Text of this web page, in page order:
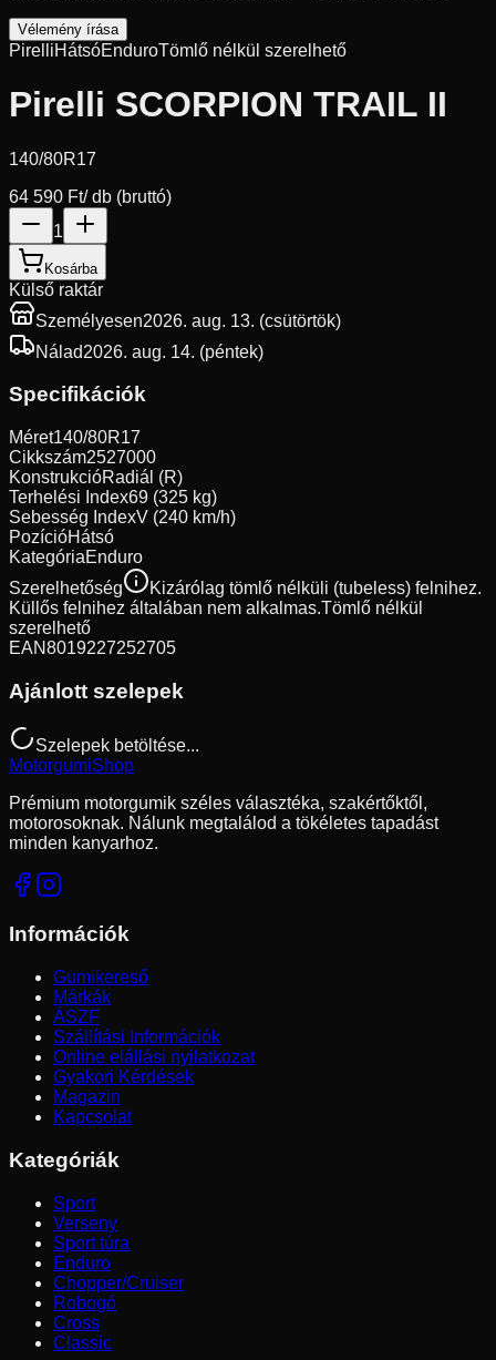
Vélemény írása
PirelliHátsóEnduroTömlő nélkül szerelhető
Pirelli SCORPION TRAIL II
140/80R17
64 590 Ft/ db (bruttó)
1
Kosárba
Külső raktár
Személyesen2026. aug. 13. (csütörtök)
Nálad2026. aug. 14. (péntek)
Specifikációk
Méret140/80R17
Cikkszám2527000
KonstrukcióRadiál (R)
Terhelési Index69 (325 kg)
Sebesség IndexV (240 km/h)
PozícióHátsó
KategóriaEnduro
Szerelhetőség
Kizárólag tömlő nélküli (tubeless) felnihez.
Küllős felnihez általában nem alkalmas.Tömlő nélkül
szerelhető
EAN8019227252705
Ajánlott szelepek
Szelepek betöltése...
MotorgumiShop
Prémium motorgumik széles választéka, szakértőktől,
motorosoknak. Nálunk megtalálod a tökéletes tapadást
minden kanyarhoz.
Információk
Gumikereső
Márkák
ÁSZF
Szállítási Információk
Online elállási nyilatkozat
Gyakori Kérdések
Magazin
Kapcsolat
Kategóriák
Sport
Verseny
Sport túra
Enduro
Chopper/Cruiser
Robogó
Cross
Classic